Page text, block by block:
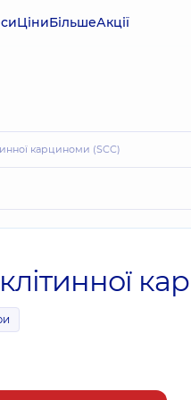
ЦіниБільшеАкції
карциноми (SCC)